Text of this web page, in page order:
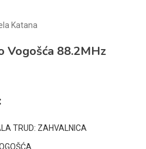
Katana
Vogošća 88.2MHz
TRUD: ZAHVALNICA